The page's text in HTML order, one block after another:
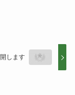
します